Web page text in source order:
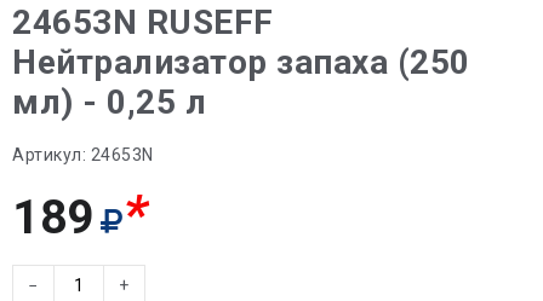
24653N RUSEFF
Нейтрализатор запаха (250
мл) - 0,25 л
Артикул: 24653N
189 *
− +